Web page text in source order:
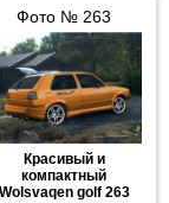
Фото № 263
Красивый и
компактный
Wolsvaqen golf 263